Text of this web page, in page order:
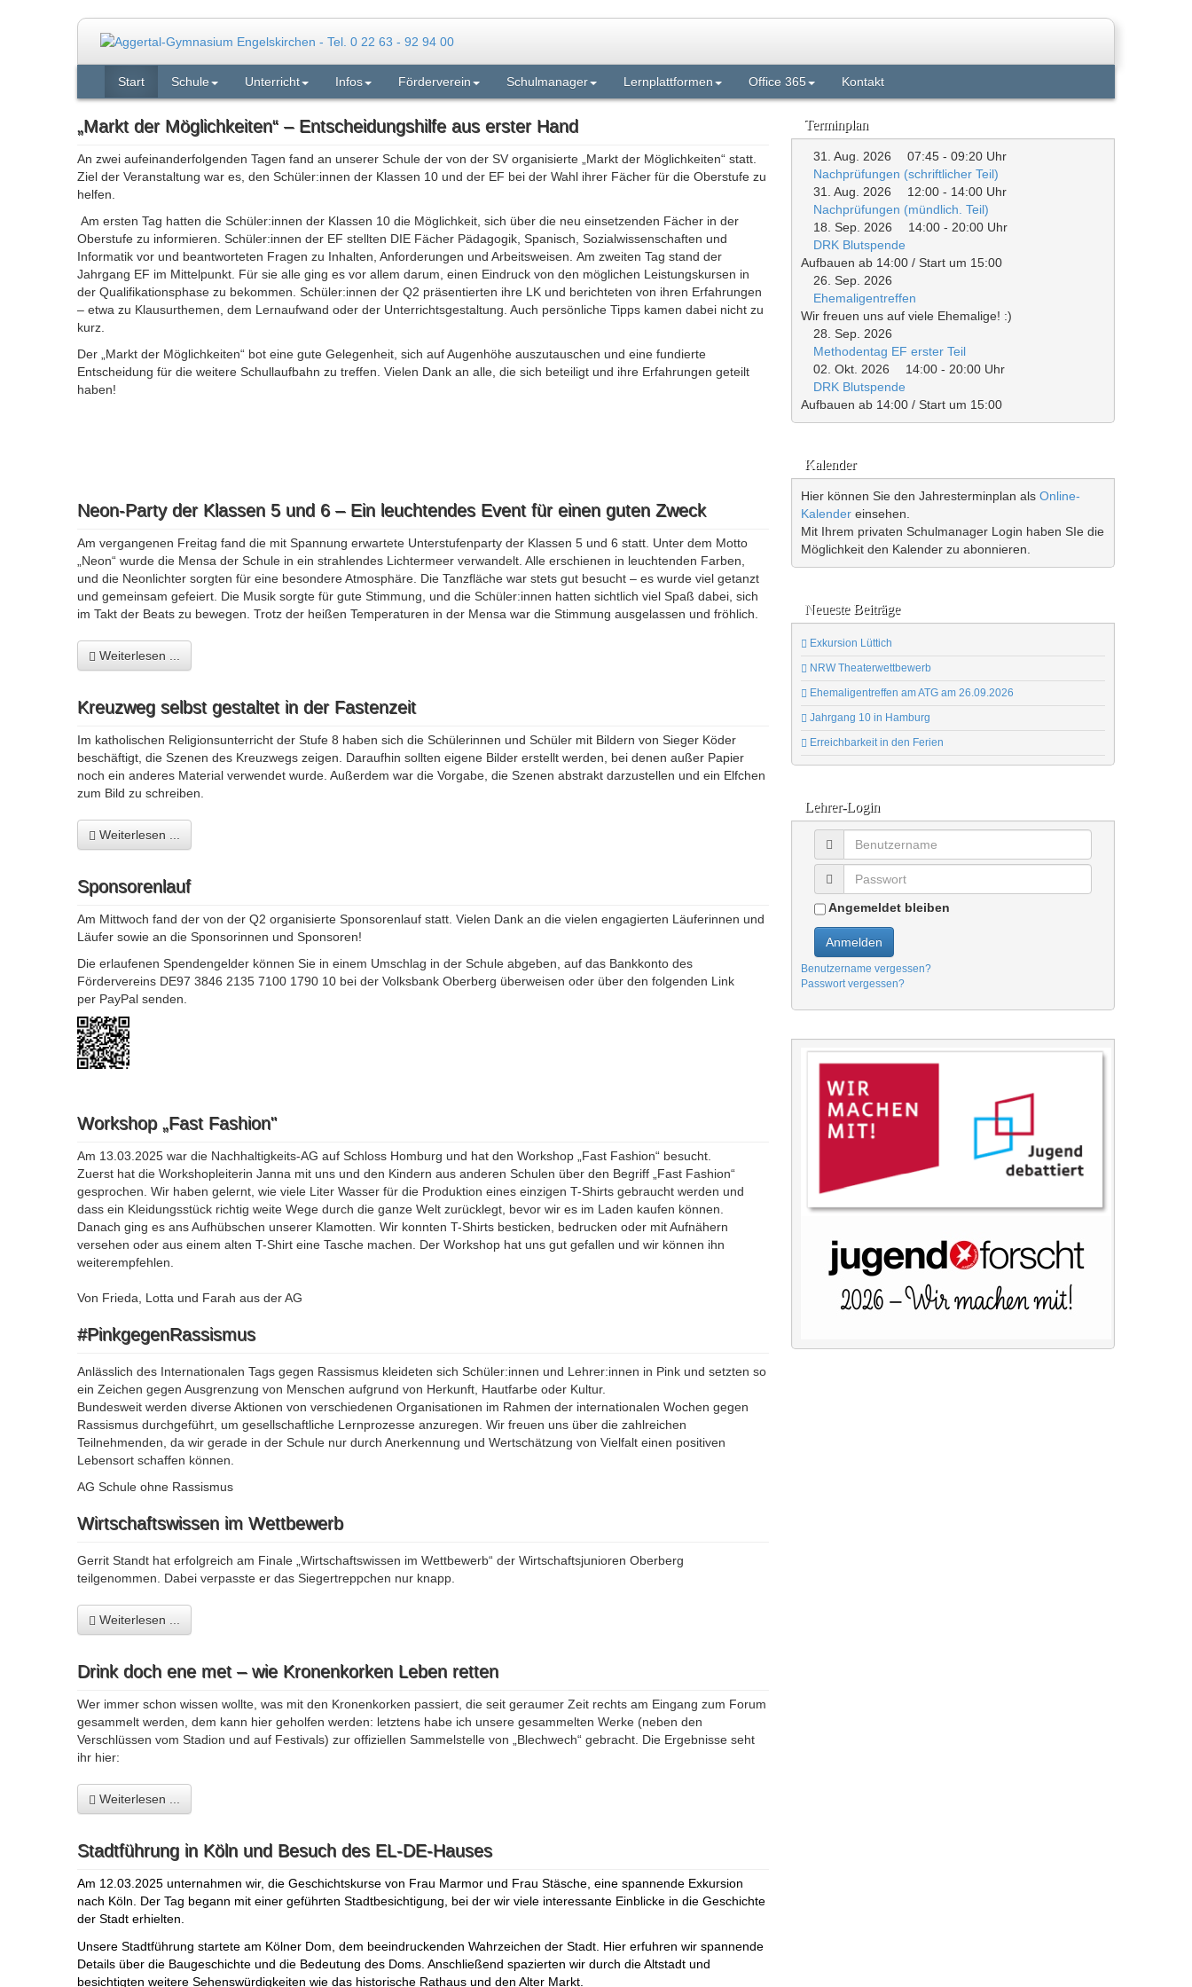
Start Schule Unterricht Infos Förderverein Schulmanager Lernplattformen Office 365 Kontakt
„Markt der Möglichkeiten“ – Entscheidungshilfe aus erster Hand
An zwei aufeinanderfolgenden Tagen fand an unserer Schule der von der SV organisierte „Markt der Möglichkeiten“ statt.
Ziel der Veranstaltung war es, den Schüler:innen der Klassen 10 und der EF bei der Wahl ihrer Fächer für die Oberstufe zu
helfen.
Am ersten Tag hatten die Schüler:innen der Klassen 10 die Möglichkeit, sich über die neu einsetzenden Fächer in der
Oberstufe zu informieren. Schüler:innen der EF stellten DIE Fächer Pädagogik, Spanisch, Sozialwissenschaften und
Informatik vor und beantworteten Fragen zu Inhalten, Anforderungen und Arbeitsweisen. Am zweiten Tag stand der
Jahrgang EF im Mittelpunkt. Für sie alle ging es vor allem darum, einen Eindruck von den möglichen Leistungskursen in
der Qualifikationsphase zu bekommen. Schüler:innen der Q2 präsentierten ihre LK und berichteten von ihren Erfahrungen
– etwa zu Klausurthemen, dem Lernaufwand oder der Unterrichtsgestaltung. Auch persönliche Tipps kamen dabei nicht zu
kurz.
Der „Markt der Möglichkeiten“ bot eine gute Gelegenheit, sich auf Augenhöhe auszutauschen und eine fundierte
Entscheidung für die weitere Schullaufbahn zu treffen. Vielen Dank an alle, die sich beteiligt und ihre Erfahrungen geteilt
haben!
Neon-Party der Klassen 5 und 6 – Ein leuchtendes Event für einen guten Zweck
Am vergangenen Freitag fand die mit Spannung erwartete Unterstufenparty der Klassen 5 und 6 statt. Unter dem Motto
„Neon“ wurde die Mensa der Schule in ein strahlendes Lichtermeer verwandelt. Alle erschienen in leuchtenden Farben,
und die Neonlichter sorgten für eine besondere Atmosphäre. Die Tanzfläche war stets gut besucht – es wurde viel getanzt
und gemeinsam gefeiert. Die Musik sorgte für gute Stimmung, und die Schüler:innen hatten sichtlich viel Spaß dabei, sich
im Takt der Beats zu bewegen. Trotz der heißen Temperaturen in der Mensa war die Stimmung ausgelassen und fröhlich.
Weiterlesen ...
Kreuzweg selbst gestaltet in der Fastenzeit
Im katholischen Religionsunterricht der Stufe 8 haben sich die Schülerinnen und Schüler mit Bildern von Sieger Köder
beschäftigt, die Szenen des Kreuzwegs zeigen. Daraufhin sollten eigene Bilder erstellt werden, bei denen außer Papier
noch ein anderes Material verwendet wurde. Außerdem war die Vorgabe, die Szenen abstrakt darzustellen und ein Elfchen
zum Bild zu schreiben.
Weiterlesen ...
Sponsorenlauf
Am Mittwoch fand der von der Q2 organisierte Sponsorenlauf statt. Vielen Dank an die vielen engagierten Läuferinnen und
Läufer sowie an die Sponsorinnen und Sponsoren!
Die erlaufenen Spendengelder können Sie in einem Umschlag in der Schule abgeben, auf das Bankkonto des
Fördervereins DE97 3846 2135 7100 1790 10 bei der Volksbank Oberberg überweisen oder über den folgenden Link
per PayPal senden.
Workshop „Fast Fashion"
Am 13.03.2025 war die Nachhaltigkeits-AG auf Schloss Homburg und hat den Workshop „Fast Fashion“ besucht.
Zuerst hat die Workshopleiterin Janna mit uns und den Kindern aus anderen Schulen über den Begriff „Fast Fashion“
gesprochen. Wir haben gelernt, wie viele Liter Wasser für die Produktion eines einzigen T-Shirts gebraucht werden und
dass ein Kleidungsstück richtig weite Wege durch die ganze Welt zurücklegt, bevor wir es im Laden kaufen können.
Danach ging es ans Aufhübschen unserer Klamotten. Wir konnten T-Shirts besticken, bedrucken oder mit Aufnähern
versehen oder aus einem alten T-Shirt eine Tasche machen. Der Workshop hat uns gut gefallen und wir können ihn
weiterempfehlen.
Von Frieda, Lotta und Farah aus der AG
#PinkgegenRassismus
Anlässlich des Internationalen Tags gegen Rassismus kleideten sich Schüler:innen und Lehrer:innen in Pink und setzten so
ein Zeichen gegen Ausgrenzung von Menschen aufgrund von Herkunft, Hautfarbe oder Kultur.
Bundesweit werden diverse Aktionen von verschiedenen Organisationen im Rahmen der internationalen Wochen gegen
Rassismus durchgeführt, um gesellschaftliche Lernprozesse anzuregen. Wir freuen uns über die zahlreichen
Teilnehmenden, da wir gerade in der Schule nur durch Anerkennung und Wertschätzung von Vielfalt einen positiven
Lebensort schaffen können.
AG Schule ohne Rassismus
Wirtschaftswissen im Wettbewerb
Gerrit Standt hat erfolgreich am Finale „Wirtschaftswissen im Wettbewerb“ der Wirtschaftsjunioren Oberberg
teilgenommen. Dabei verpasste er das Siegertreppchen nur knapp.
Weiterlesen ...
Drink doch ene met – wie Kronenkorken Leben retten
Wer immer schon wissen wollte, was mit den Kronenkorken passiert, die seit geraumer Zeit rechts am Eingang zum Forum
gesammelt werden, dem kann hier geholfen werden: letztens habe ich unsere gesammelten Werke (neben den
Verschlüssen vom Stadion und auf Festivals) zur offiziellen Sammelstelle von „Blechwech“ gebracht. Die Ergebnisse seht
ihr hier:
Weiterlesen ...
Stadtführung in Köln und Besuch des EL-DE-Hauses
Am 12.03.2025 unternahmen wir, die Geschichtskurse von Frau Marmor und Frau Stäsche, eine spannende Exkursion
nach Köln. Der Tag begann mit einer geführten Stadtbesichtigung, bei der wir viele interessante Einblicke in die Geschichte
der Stadt erhielten.
Unsere Stadtführung startete am Kölner Dom, dem beeindruckenden Wahrzeichen der Stadt. Hier erfuhren wir spannende
Details über die Baugeschichte und die Bedeutung des Doms. Anschließend spazierten wir durch die Altstadt und
besichtigten weitere Sehenswürdigkeiten wie das historische Rathaus und den Alter Markt.
Terminplan
31. Aug. 2026 07:45 - 09:20 Uhr
Nachprüfungen (schriftlicher Teil)
31. Aug. 2026
12:00 - 14:00 Uhr
Nachprüfungen (mündlich. Teil)
18. Sep. 2026
14:00 - 20:00 Uhr
DRK Blutspende
Aufbauen ab 14:00 / Start um 15:00
26. Sep. 2026
Ehemaligentreffen
Wir freuen uns auf viele Ehemalige! :)
28. Sep. 2026
Methodentag EF erster Teil
02. Okt. 2026
14:00 - 20:00 Uhr
DRK Blutspende
Aufbauen ab 14:00 / Start um 15:00
Kalender
Hier können Sie den Jahresterminplan als Online-
Kalender einsehen.
Mit Ihrem privaten Schulmanager Login haben SIe die
Möglichkeit den Kalender zu abonnieren.
Neueste Beiträge
Exkursion Lüttich
NRW Theaterwettbewerb
Ehemaligentreffen am ATG am 26.09.2026
Jahrgang 10 in Hamburg
Erreichbarkeit in den Ferien
Lehrer-Login
Angemeldet bleiben
Anmelden
Benutzername vergessen?
Passwort vergessen?